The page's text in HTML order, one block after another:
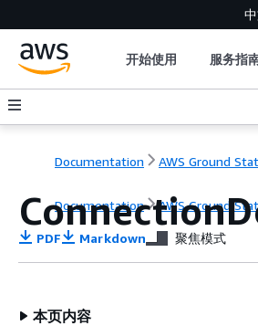
开始使用 服务指
Documentation AWS Ground
Documentation AWS Ground
PDF Markdown 聚焦模式
本页内容